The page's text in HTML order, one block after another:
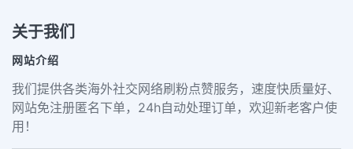
关于我们
网站介绍
我们提供各类海外社交网络刷粉点赞服务，速度快质量好、
网站免注册匿名下单，24h自动处理订单，欢迎新老客户使
用！